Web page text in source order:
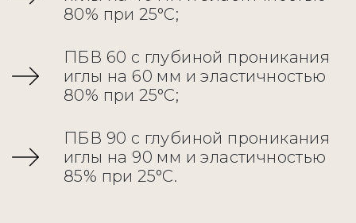
80% при 25°С;
ПБВ 60 с глубиной проникания
иглы на 60 мм и эластичностью
80% при 25°С;
ПБВ 90 с глубиной проникания
иглы на 90 мм и эластичностью
85% при 25°С.